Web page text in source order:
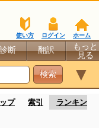
ホーム
ログイン
使い方
断 翻訳
もっと
見る
▼
プ 索引
ランキン